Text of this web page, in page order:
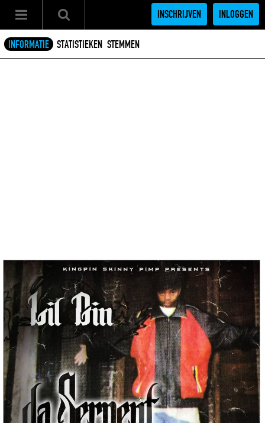
INSCHRIJVEN INLOGGEN
INFORMATIE STATISTIEKEN STEMMEN